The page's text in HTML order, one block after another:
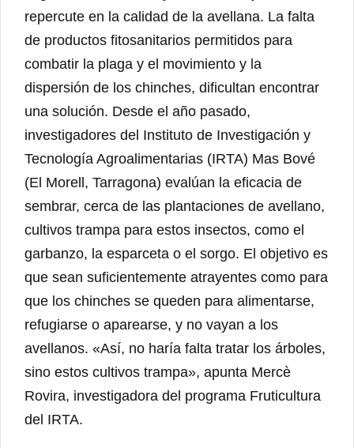
repercute en la calidad de la avellana. La falta
de productos fitosanitarios permitidos para
combatir la plaga y el movimiento y la
dispersión de los chinches, dificultan encontrar
una solución. Desde el año pasado,
investigadores del Instituto de Investigación y
Tecnología Agroalimentarias (IRTA) Mas Bové
(El Morell, Tarragona) evalúan la eficacia de
sembrar, cerca de las plantaciones de avellano,
cultivos trampa para estos insectos, como el
garbanzo, la esparceta o el sorgo. El objetivo es
que sean suficientemente atrayentes como para
que los chinches se queden para alimentarse,
refugiarse o aparearse, y no vayan a los
avellanos. «Así, no haría falta tratar los árboles,
sino estos cultivos trampa», apunta Mercè
Rovira, investigadora del programa Fruticultura
del IRTA.